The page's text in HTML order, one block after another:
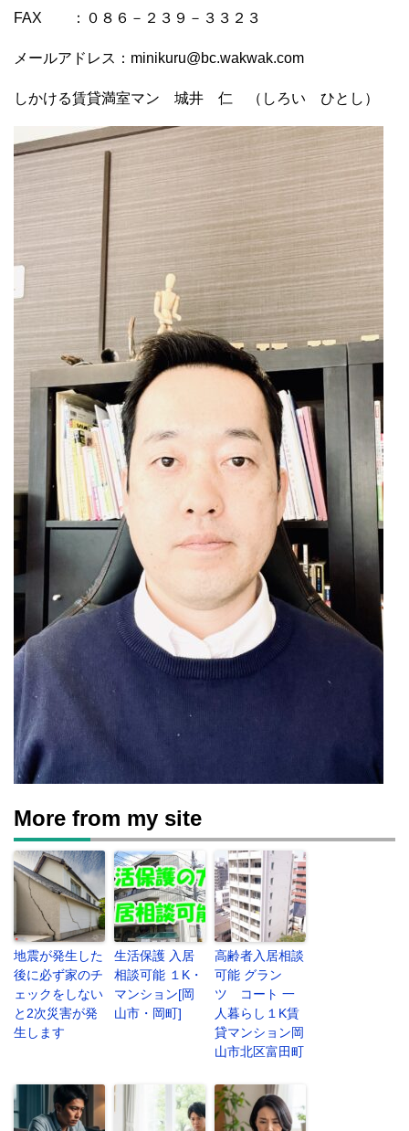
FAX ：０８６－２３９－３３２３
メールアドレス：minikuru@bc.wakwak.com
しかける賃貸満室マン 城井 仁 （しろい ひとし）
More from my site
地震が発生した
後に必ず家のチ
ェックをしない
と2次災害が発
生します
生活保護 入居
相談可能 １K・
マンション[岡
山市・岡町]
高齢者入居相談
可能 グラン
ツ コート 一
人暮らし１K賃
貸マンション岡
山市北区富田町